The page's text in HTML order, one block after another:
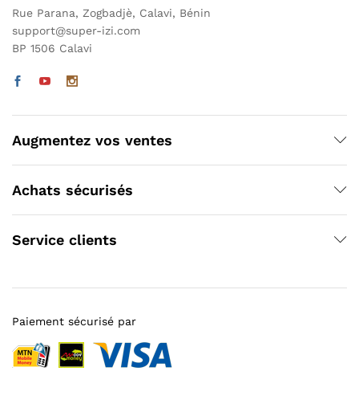
Rue Parana, Zogbadjè, Calavi, Bénin
support@super-izi.com
BP 1506 Calavi
Augmentez vos ventes
Achats sécurisés
Service clients
Paiement sécurisé par